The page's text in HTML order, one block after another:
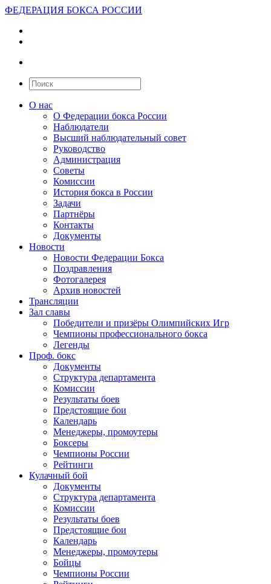
ФЕДЕРАЦИЯ БОКСА РОССИИ
О нас
О Федерации бокса России
Наблюдатели
Высший наблюдательный совет
Руководство
Администрация
Советы
Комиссии
История бокса в России
Задачи
Партнёры
Контакты
Документы
Новости
Новости Федерации Бокса
Поздравления
Фотогалерея
Архив новостей
Трансляции
Зал славы
Победители и призёры Олимпийских Игр
Чемпионы профессионального бокса
Легенды
Проф. бокс
Документы
Структура департамента
Комиссии
Результаты боев
Предстоящие бои
Календарь
Менеджеры, промоутеры
Боксеры
Чемпионы России
Рейтинги
Кулачный бой
Документы
Структура департамента
Комиссии
Результаты боев
Предстоящие бои
Календарь
Менеджеры, промоутеры
Бойцы
Чемпионы России